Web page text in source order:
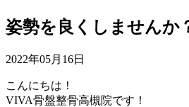
姿勢を良くしませんか
2022年05月16日
こんにちは！
VIVA骨盤整骨高槻院です！